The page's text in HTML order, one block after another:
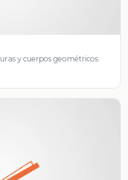
y cuerpos geométricos.